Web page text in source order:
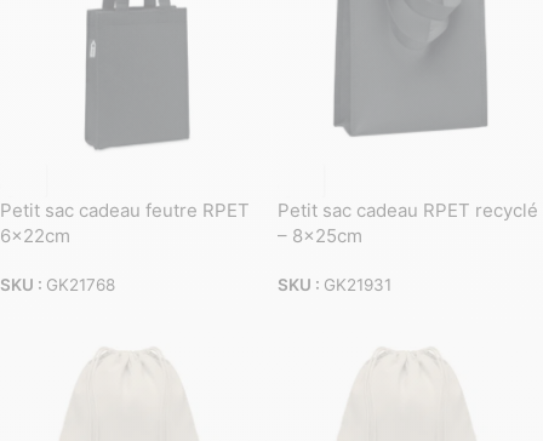
Petit sac cadeau feutre RPET
6x22cm
SKU : GK21768
Petit sac cadeau RPET recyclé
– 8x25cm
SKU : GK21931